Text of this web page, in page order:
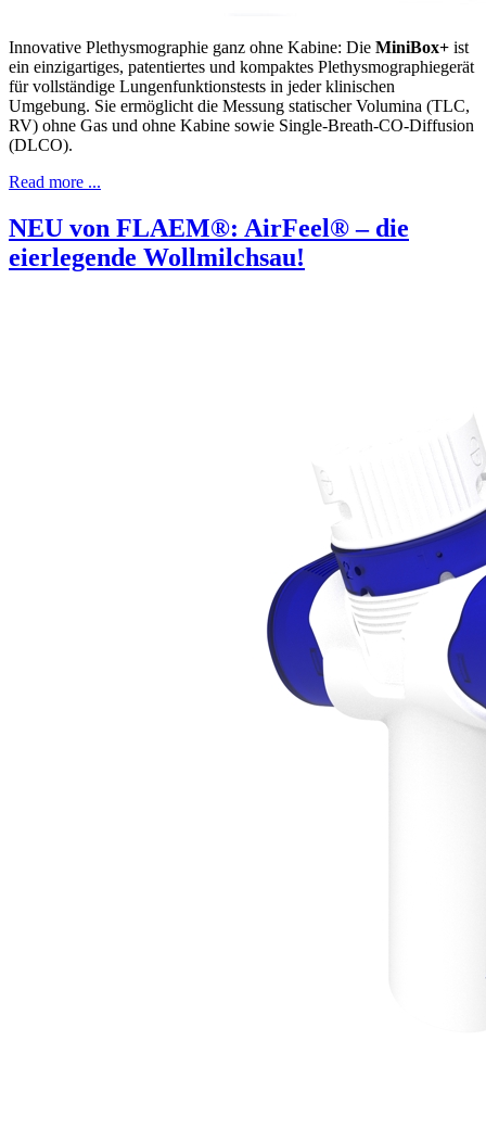
Innovative Plethysmographie ganz ohne Kabine: Die MiniBox+ ist
ein einzigartiges, patentiertes und kompaktes Plethysmographiegerät
für vollständige Lungenfunktionstests in jeder klinischen
Umgebung. Sie ermöglicht die Messung statischer Volumina (TLC,
RV) ohne Gas und ohne Kabine sowie Single-Breath-CO-Diffusion
(DLCO).
Read more ...
NEU von FLAEM®: AirFeel® – die
eierlegende Wollmilchsau!